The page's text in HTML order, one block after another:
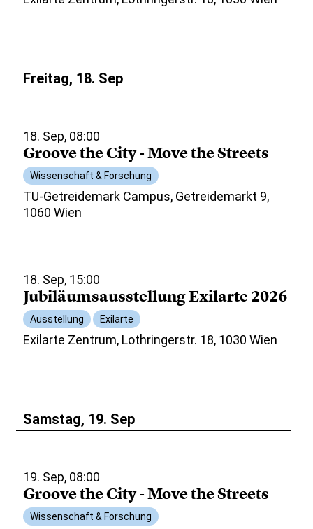
Freitag, 18. Sep
18. Sep, 08:00
Groove the City - Move the Streets
Wissenschaft & Forschung
TU-Getreidemark Campus, Getreidemarkt 9,
1060 Wien
18. Sep, 15:00
Jubiläumsausstellung Exilarte 2026
Ausstellung Exilarte
Exilarte Zentrum, Lothringerstr. 18, 1030 Wien
Samstag, 19. Sep
19. Sep, 08:00
Groove the City - Move the Streets
Wissenschaft & Forschung